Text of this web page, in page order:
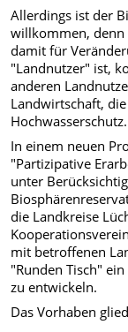
Allerdings ist der
willkommen, denn
damit für
"Landnutzer" ist,
anderen
Landwirtschaft,
Hochwasserschutz.
In einem neuen
"Partizipative
unter
die Landkreise
mit betroffenen
"Runden Tisch"
zu entwickeln.
Das Vorhaben